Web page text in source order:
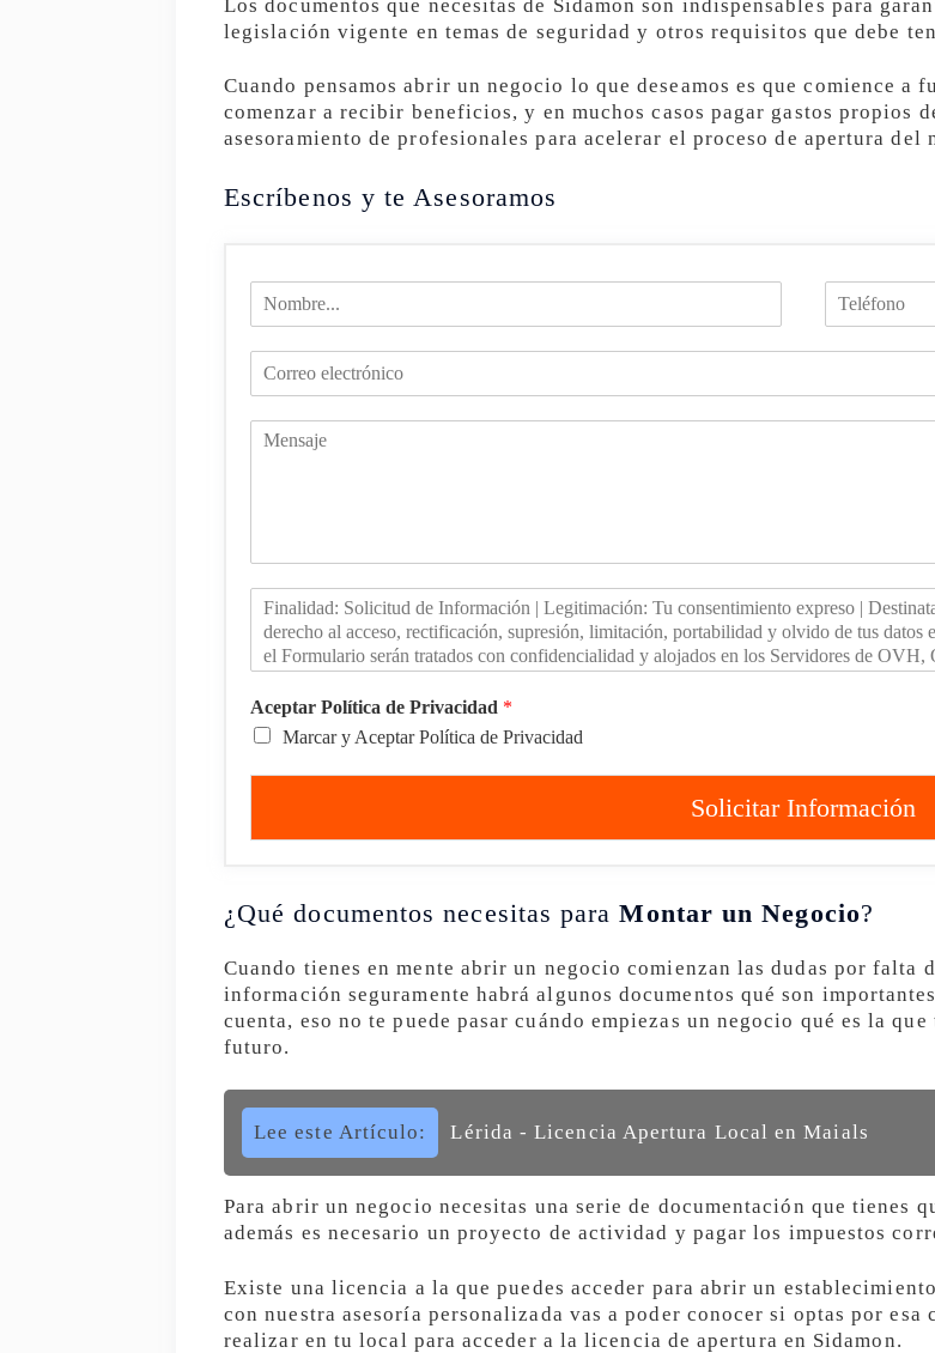
Los documentos que necesitas de Sidamon son indispensables para
legislación vigente en temas de seguridad y otros requisitos que debe
Cuando pensamos abrir un negocio lo que deseamos es que comience a
comenzar a recibir beneficios, y en muchos casos pagar gastos propios
asesoramiento de profesionales para acelerar el proceso de apertura del
Escríbenos y te Asesoramos
Aceptar Política de Privacidad *
Marcar y Aceptar Política de Privacidad
Solicitar Información
¿Qué documentos necesitas paraMontar un Negocio?
Cuando tienes en mente abrir un negocio comienzan las dudas por falta
información seguramente habrá algunos documentos qué son
cuenta, eso no te puede pasar cuándo empiezas un negocio qué es la
futuro.
Lee este Artículo: Lérida - Licencia Apertura Local en Maials
Para abrir un negocio necesitas una serie de documentación que tienes
además es necesario un proyecto de actividad y pagar los impuestos
Existe una licencia a la que puedes acceder para abrir un
con nuestra asesoría personalizada vas a poder conocer si optas por
realizar en tu local para acceder a la licencia de apertura en Sidamon.